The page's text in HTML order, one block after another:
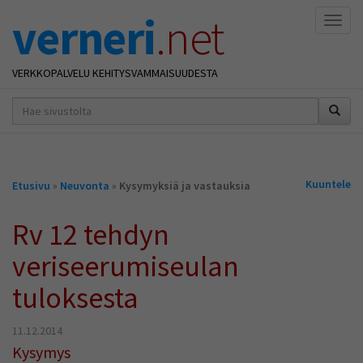
verneri.net
VERKKOPALVELU KEHITYSVAMMAISUUDESTA
hakusana(t)
Olet
Etusivu » Neuvonta » Kysymyksiä ja vastauksia Kuuntele
Rv 12 tehdyn
veriseerumiseulan
tuloksesta
11.12.2014
Kysymys